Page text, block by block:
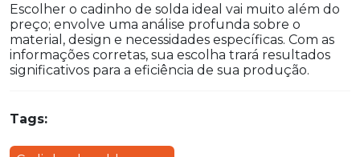
Escolher o cadinho de solda ideal vai muito além do
preço; envolve uma análise profunda sobre o
material, design e necessidades específicas. Com as
informações corretas, sua escolha trará resultados
significativos para a eficiência de sua produção.
Tags: